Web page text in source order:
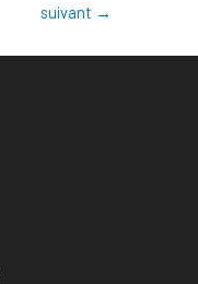
suivant →